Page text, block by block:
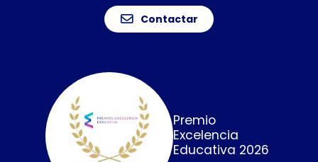
Contactar
Premio
Excelencia
Educativa 2026